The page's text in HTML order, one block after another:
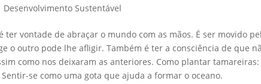
Desenvolvimento Sustentável
ter vontade de abraçar o mundo com as mãos. É ser movido
o outro pode lhe afligir. Também é ter a consciência de que
como nos deixaram as anteriores. Como plantar
se como uma gota que ajuda a formar o oceano.